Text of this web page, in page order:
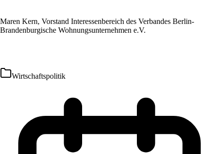
Maren Kern, Vorstand Interessenbereich des Verbandes Berlin-
Brandenburgische Wohnungsunternehmen e.V.
Wirtschaftspolitik